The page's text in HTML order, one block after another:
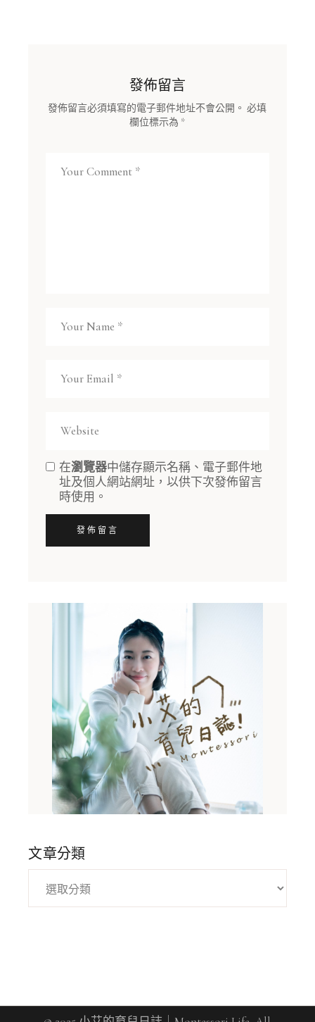
發佈留言
發佈留言必須填寫的電子郵件地址不會公開。 必填
欄位標示為 *
在瀏覽器中儲存顯示名稱、電子郵件地
址及個人網站網址，以供下次發佈留言
時使用。
發佈留言
文章分類